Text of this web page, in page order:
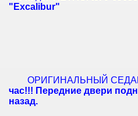
"Excalibur"
ОРИГИНАЛЬНЫЙ
час!!! Передние двери
назад.